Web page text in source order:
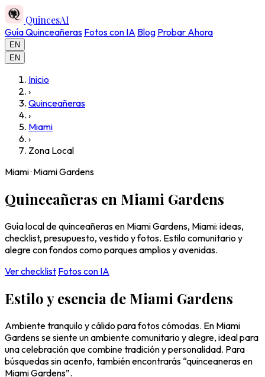
QuincesAI
Guía Quinceañeras Fotos con IA Blog Probar Ahora
EN
EN
Inicio
›
Quinceañeras
›
Miami
›
Zona Local
Miami · Miami Gardens
Quinceañeras en Miami Gardens
Guía local de quinceañeras en Miami Gardens, Miami: ideas,
checklist, presupuesto, vestido y fotos. Estilo comunitario y
alegre con fondos como parques amplios y avenidas.
Ver checklist Fotos con IA
Estilo y esencia de Miami Gardens
Ambiente tranquilo y cálido para fotos cómodas. En Miami
Gardens se siente un ambiente comunitario y alegre, ideal para
una celebración que combine tradición y personalidad. Para
búsquedas sin acento, también encontrarás “quinceaneras en
Miami Gardens”.